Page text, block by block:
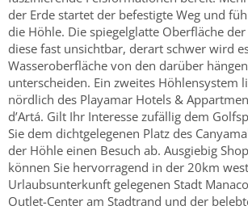
der Erde startet der befestigte Weg und
die Höhle. Die spiegelglatte Oberfläche
diese fast unsichtbar, derart schwer wird
Wasseroberfläche von den darüber
unterscheiden. Ein zweites Höhlensystem
nördlich des Playamar Hotels &
d’Artá. Gilt Ihr Interesse zufällig dem
Sie dem dichtgelegenen Platz des
der Höhle einen Besuch ab. Ausgiebig
können Sie hervorragend in der 20km
Urlaubsunterkunft gelegenen Stadt
Outlet-Center am Stadtrand und der